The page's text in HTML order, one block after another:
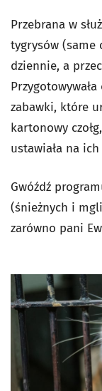
Przebrana w
tygrysów (same
dziennie, a
zabawki, które
kartonowy
ustawiała na
Gwóźdź
(śnieżnych i
zarówno pani